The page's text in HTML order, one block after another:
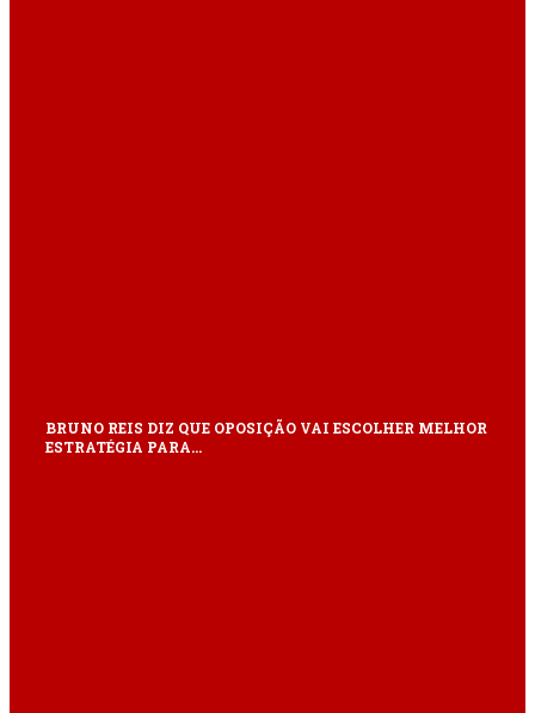
BRUNO REIS DIZ QUE OPOSIÇÃO VAI ESCOLHER MELHOR
ESTRATÉGIA PARA…